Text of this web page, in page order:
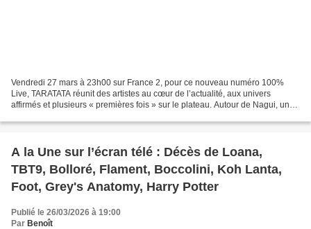
Vendredi 27 mars à 23h00 sur France 2, pour ce nouveau numéro 100%
Live, TARATATA réunit des artistes au cœur de l’actualité, aux univers
affirmés et plusieurs « premières fois » sur le plateau. Autour de Nagui, une
A la Une sur l’écran télé : Décès de Loana,
TBT9, Bolloré, Flament, Boccolini, Koh Lanta,
Foot, Grey's Anatomy, Harry Potter
Publié le 26/03/2026 à 19:00
Par Benoît